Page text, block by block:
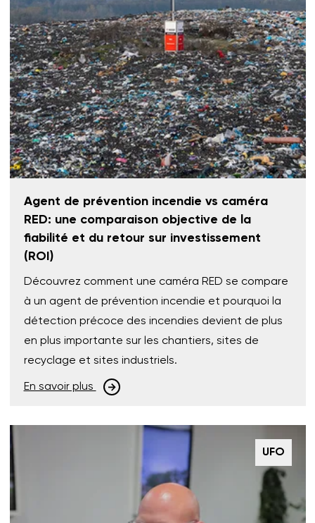
Agent de prévention incendie vs caméra
RED: une comparaison objective de la
fiabilité et du retour sur investissement
(ROI)
Découvrez comment une caméra RED se compare
à un agent de prévention incendie et pourquoi la
détection précoce des incendies devient de plus
en plus importante sur les chantiers, sites de
recyclage et sites industriels.
En savoir plus
UFO